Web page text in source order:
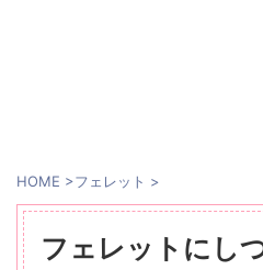
HOME >フェレット >
フェレットにし